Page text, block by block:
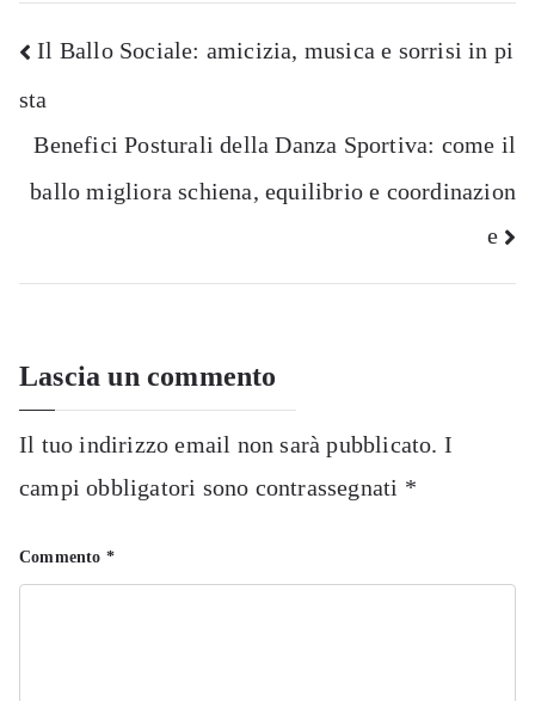
Navigazione
articoli
Il Ballo Sociale: amicizia, musica e sorrisi in pi
sta
Benefici Posturali della Danza Sportiva: come il
ballo migliora schiena, equilibrio e coordinazion
e
Lascia un commento
Il tuo indirizzo email non sarà pubblicato. I
campi obbligatori sono contrassegnati *
Commento *